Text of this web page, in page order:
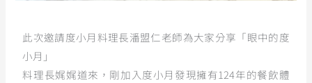
此次邀請度小月料理長潘盟仁老師為大家分享「眼中的度
小月」
料理長娓娓道來，剛加入度小月發現擁有124年的餐飲體